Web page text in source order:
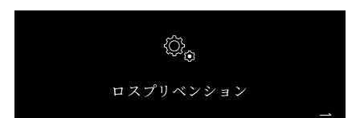
ロスプリベンション